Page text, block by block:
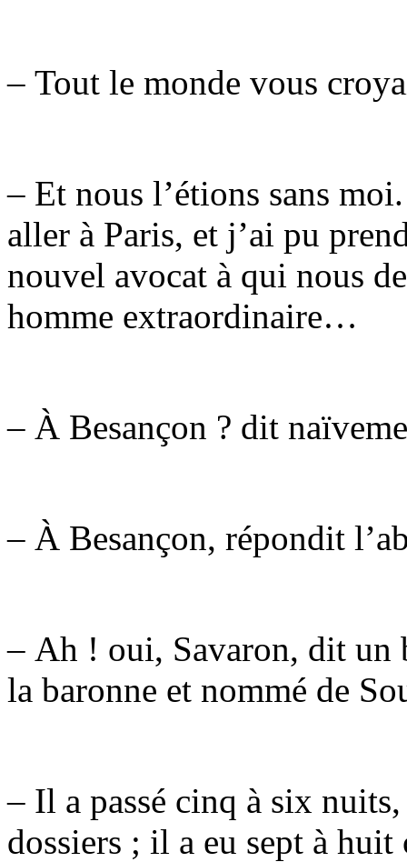
– Tout le monde vous
– Et nous l’étions sans
aller à Paris, et j’ai pu
nouvel avocat à qui nous
homme extraordinaire…
– À Besançon ? dit
– À Besançon, répondit
– Ah ! oui, Savaron, dit un
la baronne et nommé de
– Il a passé cinq à six
dossiers ; il a eu sept à huit